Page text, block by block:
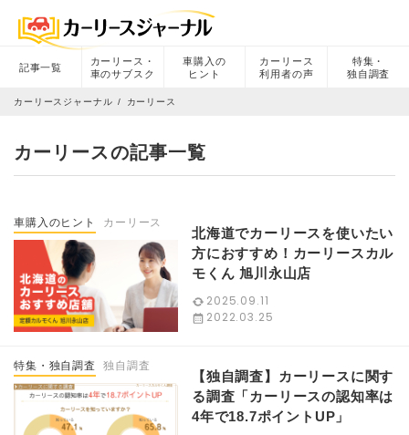
記事一覧
カーリース・
車のサブスク
車購入の
ヒント
カーリース
利用者の声
特集・
独自調査
カーリースジャーナル カーリース
カーリースの記事一覧
車購入のヒント カーリース
北海道でカーリースを使いたい
方におすすめ！カーリースカル
モくん 旭川永山店
2025.09.11
2022.03.25
特集・独自調査 独自調査
【独自調査】カーリースに関す
る調査「カーリースの認知率は
4年で18.7ポイントUP」